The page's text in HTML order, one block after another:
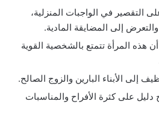
التقصير في الواجبات المنزلية،
إلى المضايقة المادية.
هذه المرأة تتمتع بالشخصية القوية
إلى الأبناء البارين والزوج الصالح.
على كثرة الأفراح والمناسبات